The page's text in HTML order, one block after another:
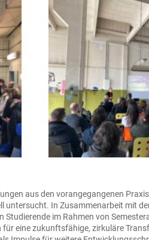
aus den vorangegangenen
In Zusammenarbeit mit
im Rahmen von
eine zukunftsfähige, zirkuläre